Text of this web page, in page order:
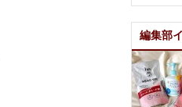
編集部